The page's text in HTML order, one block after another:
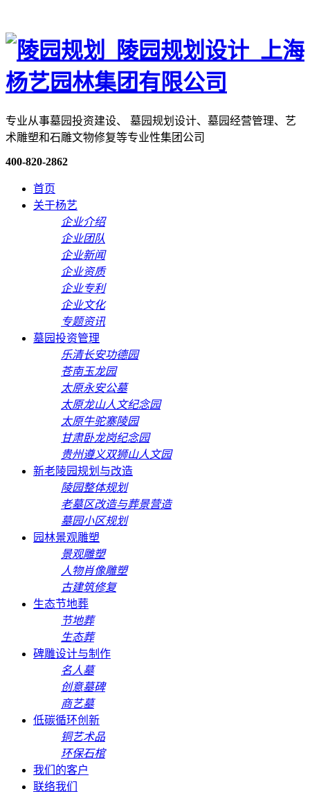
专业从事墓园投资建设、 墓园规划设计、墓园经营管理、艺
术雕塑和石雕文物修复等专业性集团公司
400-820-2862
首页
关于杨艺
企业介绍
企业团队
企业新闻
企业资质
企业专利
企业文化
专题资讯
墓园投资管理
乐清长安功德园
苍南玉龙园
太原永安公墓
太原龙山人文纪念园
太原牛驼寨陵园
甘肃卧龙岗纪念园
贵州遵义双狮山人文园
新老陵园规划与改造
陵园整体规划
老墓区改造与葬景营造
墓园小区规划
园林景观雕塑
景观雕塑
人物肖像雕塑
古建筑修复
生态节地葬
节地葬
生态葬
碑雕设计与制作
名人墓
创意墓碑
商艺墓
低碳循环创新
铜艺术品
环保石棺
我们的客户
联络我们